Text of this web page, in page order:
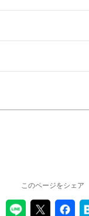
このページをシェア